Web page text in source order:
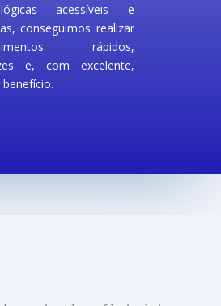
acessíveis e
conseguimos realizar
rápidos,
e, com excelente,